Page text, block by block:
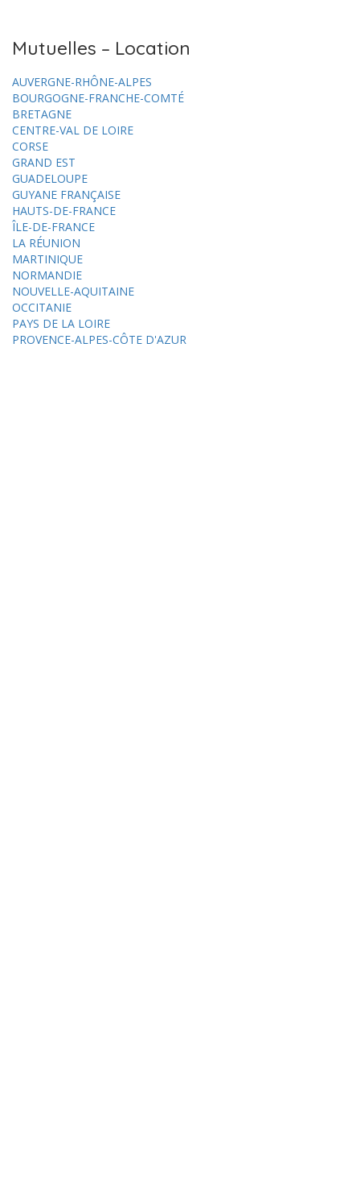
Mutuelles – Location
AUVERGNE-RHÔNE-ALPES
BOURGOGNE-FRANCHE-COMTÉ
BRETAGNE
CENTRE-VAL DE LOIRE
CORSE
GRAND EST
GUADELOUPE
GUYANE FRANÇAISE
HAUTS-DE-FRANCE
ÎLE-DE-FRANCE
LA RÉUNION
MARTINIQUE
NORMANDIE
NOUVELLE-AQUITAINE
OCCITANIE
PAYS DE LA LOIRE
PROVENCE-ALPES-CÔTE D'AZUR